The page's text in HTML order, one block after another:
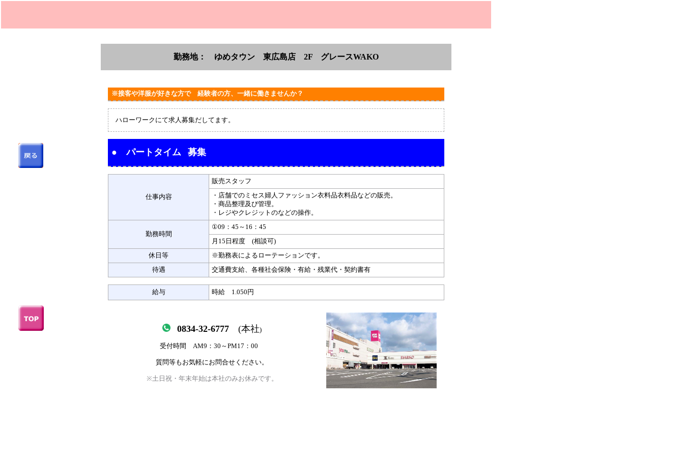
勤務地： ゆめタウン 東広島店 2F グレースWAKO
※接客や洋服が好きな方で 経験者の方、一緒に働きませんか？
ハローワークにて求人募集だしてます。
●パートタイム 募集
仕事内容
販売スタッフ
・店舗でのミセス婦人ファッション衣料品衣料品などの販売。
・商品整理及び管理。
・レジやクレジットのなどの操作。
勤務時間
①09：45～16：45
月15日程度 (相談可)
休日等
※勤務表によるローテーションです。
待遇
交通費支給、各種社会保険・有給・残業代・契約書有
給与 時給 1.050円
0834-32-6777 (本社)
受付時間 AM9：30～PM17：00
質問等もお気軽にお問合せください。
※土日祝・年末年始は本社のみお休みです。